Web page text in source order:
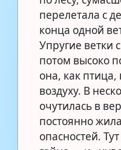
перелетала с
конца одной
Упругие ветки
потом высоко
она, как
воздуху. В
очутилась в
постоянно
опасностей.